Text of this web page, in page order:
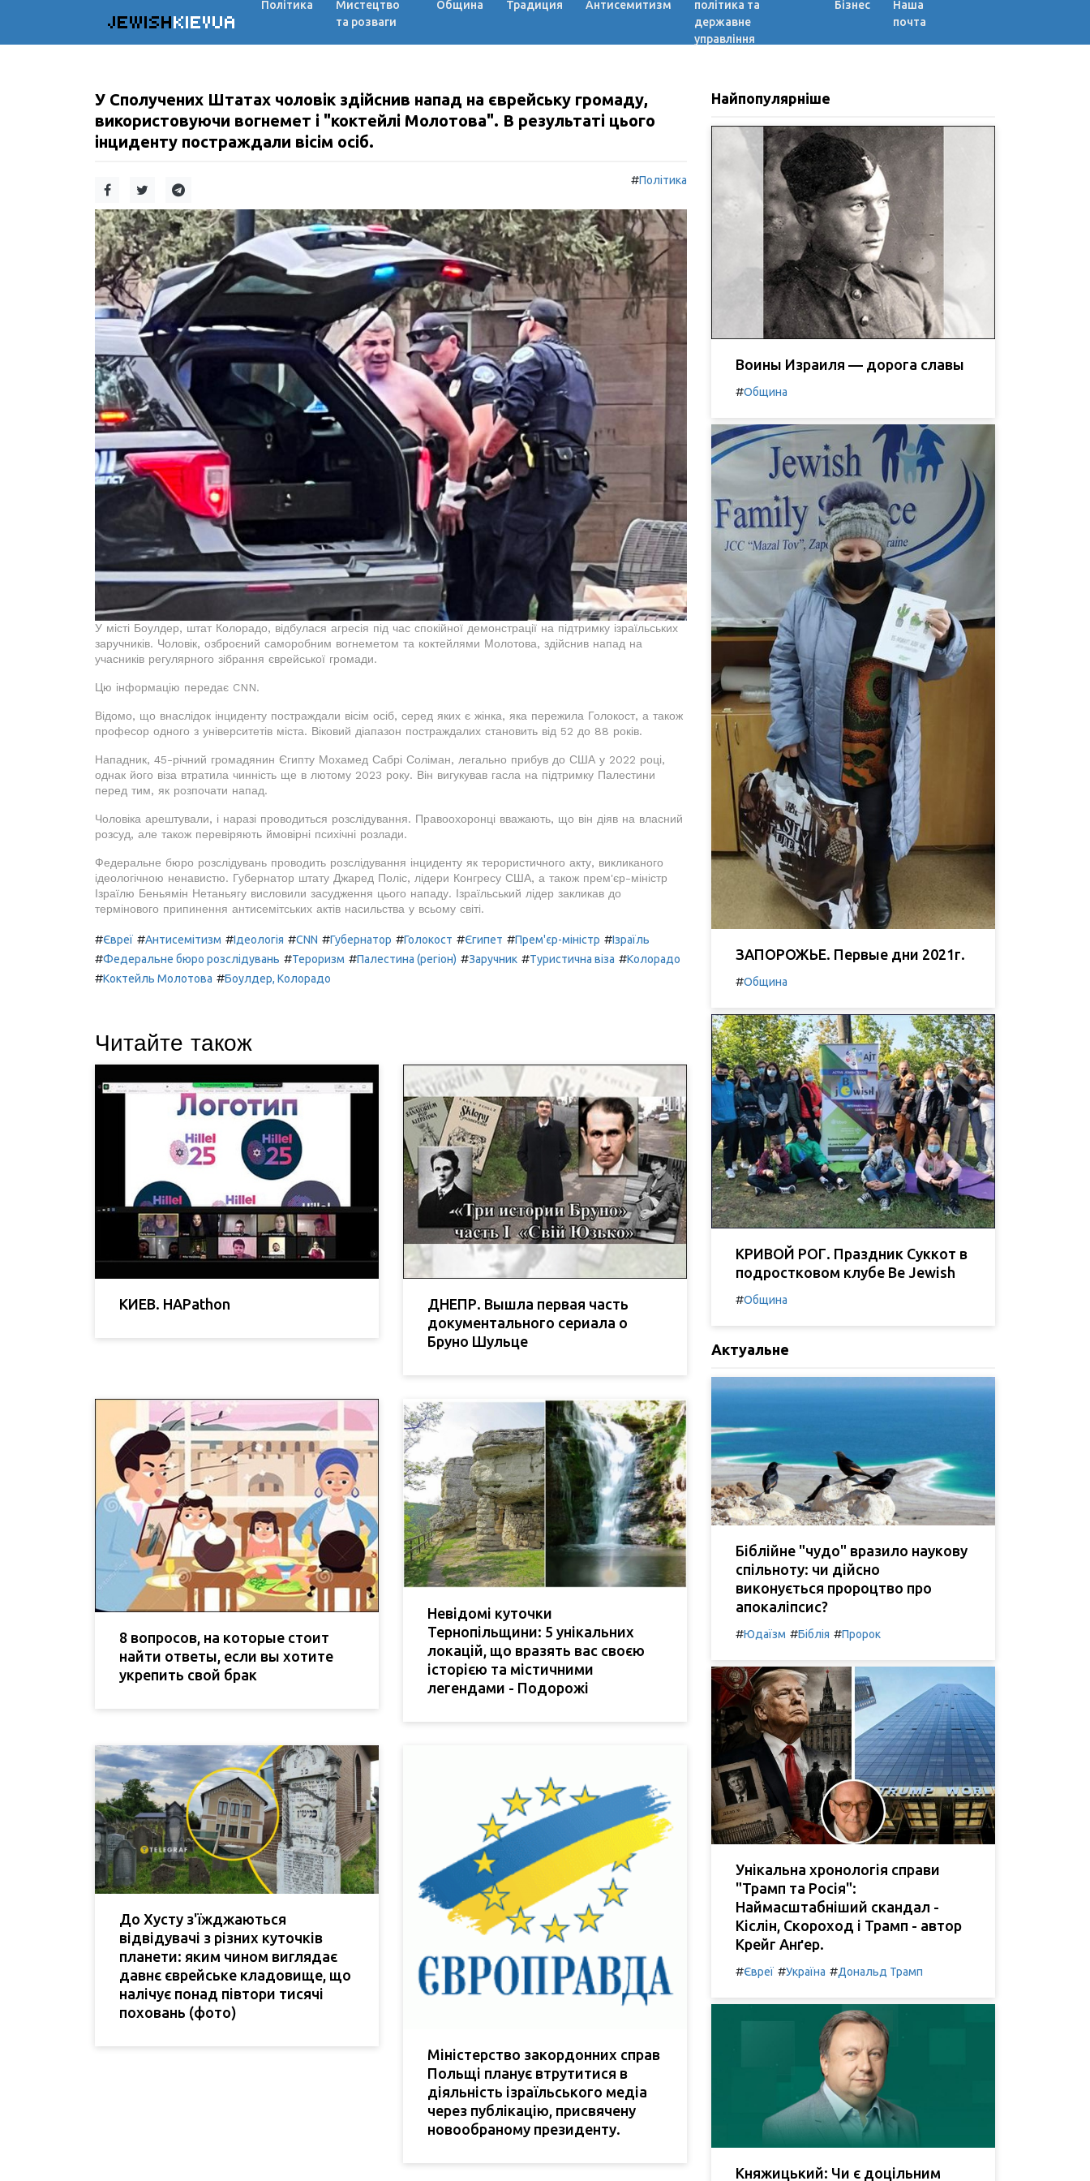
JEWISHKIEVUA
Політика
Мистецтво
та розваги
Община Традиция Антисемитизм
політика та
державне
управління
Бізнес
Наша
почта
У Сполучених Штатах чоловік здійснив напад на єврейську громаду,
використовуючи вогнемет і "коктейлі Молотова". В результаті цього
інциденту постраждали вісім осіб.
#Політика
У місті Боулдер, штат Колорадо, відбулася агресія під час спокійної демонстрації на підтримку ізраїльських
заручників. Чоловік, озброєний саморобним вогнеметом та коктейлями Молотова, здійснив напад на
учасників регулярного зібрання єврейської громади.
Цю інформацію передає CNN.
Відомо, що внаслідок інциденту постраждали вісім осіб, серед яких є жінка, яка пережила Голокост, а також
професор одного з університетів міста. Віковий діапазон постраждалих становить від 52 до 88 років.
Нападник, 45-річний громадянин Єгипту Мохамед Сабрі Соліман, легально прибув до США у 2022 році,
однак його віза втратила чинність ще в лютому 2023 року. Він вигукував гасла на підтримку Палестини
перед тим, як розпочати напад.
Чоловіка арештували, і наразі проводиться розслідування. Правоохоронці вважають, що він діяв на власний
розсуд, але також перевіряють ймовірні психічні розлади.
Федеральне бюро розслідувань проводить розслідування інциденту як терористичного акту, викликаного
ідеологічною ненавистю. Губернатор штату Джаред Поліс, лідери Конгресу США, а також прем'єр-міністр
Ізраїлю Беньямін Нетаньягу висловили засудження цього нападу. Ізраїльський лідер закликав до
термінового припинення антисемітських актів насильства у всьому світі.
#Євреї #Антисемітизм #Ідеологія #CNN #Губернатор #Голокост #Єгипет #Прем'єр-міністр #Ізраїль
#Федеральне бюро розслідувань #Тероризм #Палестина (регіон) #Заручник #Туристична віза #Колорадо
#Коктейль Молотова #Боулдер, Колорадо
Читайте також
КИЕВ. HAPathon
ДНЕПР. Вышла первая часть
документального сериала о
Бруно Шульце
8 вопросов, на которые стоит
найти ответы, если вы хотите
укрепить свой брак
Невідомі куточки
Тернопільщини: 5 унікальних
локацій, що вразять вас своєю
історією та містичними
легендами - Подорожі
До Хусту з'їжджаються
відвідувачі з різних куточків
планети: яким чином виглядає
давнє єврейське кладовище, що
налічує понад півтори тисячі
поховань (фото)
Міністерство закордонних справ
Польщі планує втрутитися в
діяльність ізраїльського медіа
через публікацію, присвячену
новообраному президенту.
Найпопулярніше
Воины Израиля — дорога славы
#Община
ЗАПОРОЖЬЕ. Первые дни 2021г.
#Община
КРИВОЙ РОГ. Праздник Суккот в
подростковом клубе Be Jewish
#Община
Актуальне
Біблійне "чудо" вразило наукову
спільноту: чи дійсно
виконується пророцтво про
апокаліпсис?
#Юдаїзм #Біблія #Пророк
Унікальна хронологія справи
"Трамп та Росія":
Наймасштабніший скандал -
Кіслін, Скороход і Трамп - автор
Крейг Анґер.
#Євреї #Україна #Дональд Трамп
Княжицький: Чи є доцільним